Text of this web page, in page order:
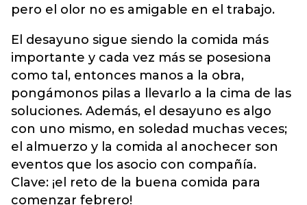
pero el olor no es amigable en el trabajo.
El desayuno sigue siendo la comida más
importante y cada vez más se posesiona
como tal, entonces manos a la obra,
pongámonos pilas a llevarlo a la cima de las
soluciones. Además, el desayuno es algo
con uno mismo, en soledad muchas veces;
el almuerzo y la comida al anochecer son
eventos que los asocio con compañía.
Clave: ¡el reto de la buena comida para
comenzar febrero!